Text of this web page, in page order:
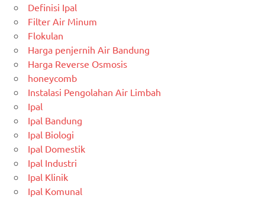
Definisi Ipal
Filter Air Minum
Flokulan
Harga penjernih Air Bandung
Harga Reverse Osmosis
honeycomb
Instalasi Pengolahan Air Limbah
Ipal
Ipal Bandung
Ipal Biologi
Ipal Domestik
Ipal Industri
Ipal Klinik
Ipal Komunal